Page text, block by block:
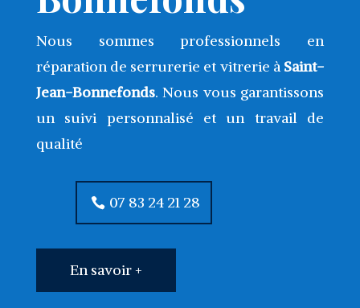
Nous sommes professionnels en
réparation de serrurerie et vitrerie àSaint-
Jean-Bonnefonds. Nous vous garantissons
un suivi personnalisé et un travail de
qualité
07 83 24 21 28
En savoir +